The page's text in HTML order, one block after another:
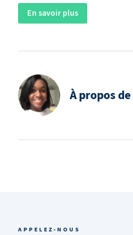
En savoir plus
À propos de
APPELEZ-NOUS